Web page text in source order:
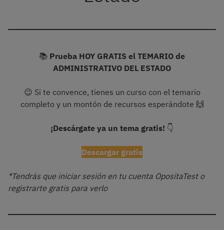
📚 Prueba HOY GRATIS el TEMARIO de
ADMINISTRATIVO DEL ESTADO
😉 Si te convence, tienes un curso con el temario
completo y un montón de recursos esperándote 🙌
¡Descárgate ya un tema gratis! 👇
Descargar gratis
*Tendrás que iniciar sesión en tu cuenta OpositaTest o
registrarte gratis para verlo